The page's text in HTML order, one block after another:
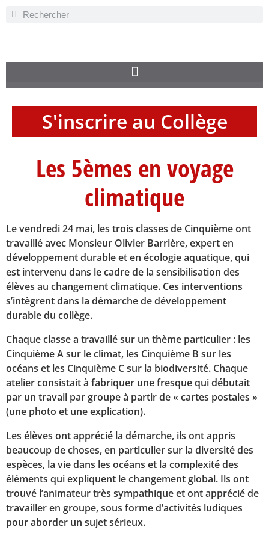
S'inscrire au Collège
Les 5èmes en voyage
climatique
Le vendredi 24 mai, les trois classes de Cinquième ont
travaillé avec Monsieur Olivier Barrière, expert en
développement durable et en écologie aquatique, qui
est intervenu dans le cadre de la sensibilisation des
élèves au changement climatique. Ces interventions
s’intègrent dans la démarche de développement
durable du collège.
Chaque classe a travaillé sur un thème particulier : les
Cinquième A sur le climat, les Cinquième B sur les
océans et les Cinquième C sur la biodiversité. Chaque
atelier consistait à fabriquer une fresque qui débutait
par un travail par groupe à partir de « cartes postales »
(une photo et une explication).
Les élèves ont apprécié la démarche, ils ont appris
beaucoup de choses, en particulier sur la diversité des
espèces, la vie dans les océans et la complexité des
éléments qui expliquent le changement global. Ils ont
trouvé l’animateur très sympathique et ont apprécié de
travailler en groupe, sous forme d’activités ludiques
pour aborder un sujet sérieux.